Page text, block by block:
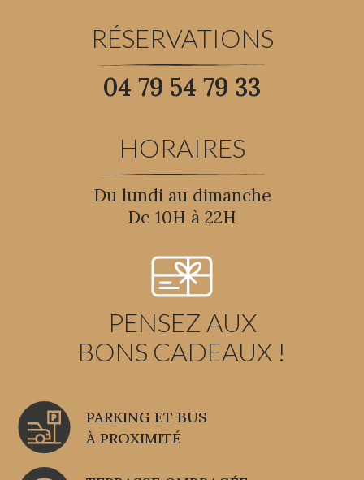
RÉSERVATIONS
04 79 54 79 33
HORAIRES
Du lundi au dimanche
De 10H à 22H
PENSEZ AUX
BONS CADEAUX !
PARKING ET BUS
À PROXIMITÉ